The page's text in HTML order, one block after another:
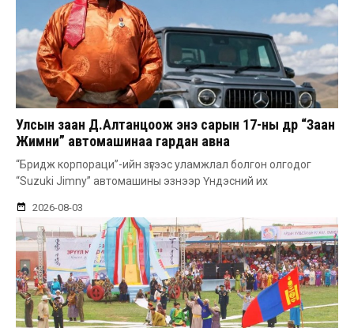
Улсын заан Д.Алтанцоож энэ сарын 17-ны өдөр “Заан
Жимни” автомашинаа гардан авна
“Бридж корпораци”-ийн зүгээс уламжлал болгон олгодог
“Suzuki Jimny” автомашины эзнээр Үндэсний их
2026-08-03